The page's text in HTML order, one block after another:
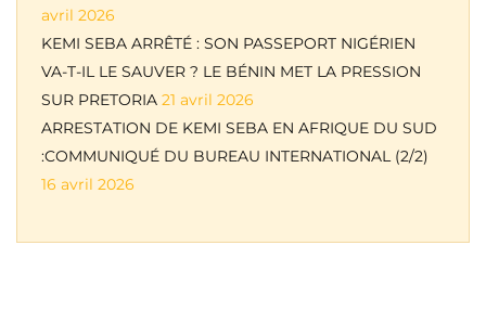
avril 2026
KEMI SEBA ARRÊTÉ : SON PASSEPORT NIGÉRIEN
VA-T-IL LE SAUVER ? LE BÉNIN MET LA PRESSION
SUR PRETORIA 21 avril 2026
ARRESTATION DE KEMI SEBA EN AFRIQUE DU SUD
:COMMUNIQUÉ DU BUREAU INTERNATIONAL (2/2)
16 avril 2026